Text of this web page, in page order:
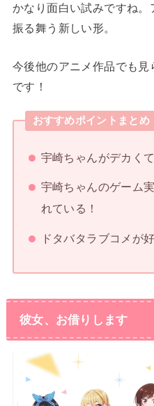
かなり面白い試みですね
振る舞う新しい形。
今後他のアニメ作品でも見
です！
おすすめポイントまとめ
宇崎ちゃんがデカく
宇崎ちゃんのゲーム
れている！
ドタバタラブコメが
彼女、お借りします